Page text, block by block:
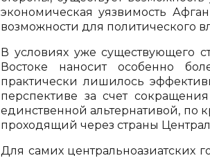
экономическая уязвимость
возможности для политического
В условиях уже существующего
Востоке наносит особенно
практически лишилось
перспективе за счет
единственной альтернативой,
проходящий через страны
Для самих центральноазиатских